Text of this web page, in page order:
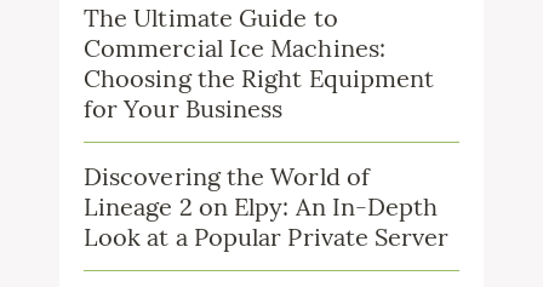
The Ultimate Guide to
Commercial Ice Machines:
Choosing the Right Equipment
for Your Business
Discovering the World of
Lineage 2 on Elpy: An In-Depth
Look at a Popular Private Server